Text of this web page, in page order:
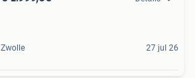
Zwolle 27 jul 26